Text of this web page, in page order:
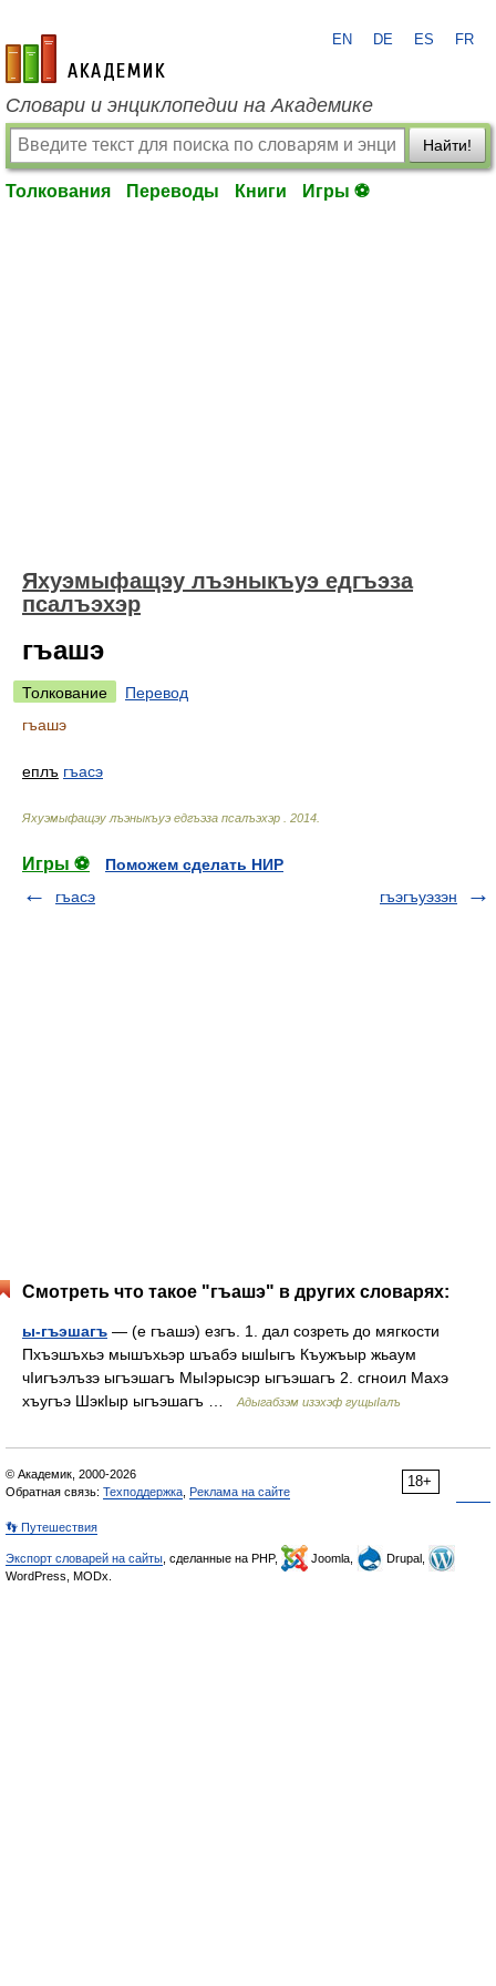
academic.ru
EN DE ES FR
Словари и энциклопедии на Академике
Найти!
Толкования Переводы Книги Игры ⚽
Яхуэмыфащэу лъэныкъуэ едгъэза
псалъэхэр
гъашэ
Толкование
Перевод
гъашэ
еплъ гъасэ
Яхуэмыфащэу лъэныкъуэ едгъэза псалъэхэр 2014
Игры ⚽
Поможем сделать НИР
гъасэ
гъэгъуэзэн
Смотреть что такое "гъашэ" в других словарях:
ы-гъэшагъ — (е гъашэ) езгъ. 1. дал созреть до мягкости
Пхъэшъхьэ мышъхьэр шъабэ ышIыгъ Къужъыр жьаум
чIигъэлъзэ ыгъэшагъ МыIэрысэр ыгъэшагъ 2. сгноил Махэ
хъугъэ ШэкIыр ыгъэшагъ …
Адыгабзэм изэхэф гущыIалъ
18+
© Академик, 2000-2026
Обратная связь: Техподдержка Реклама на сайте
👣 Путешествия
Экспорт словарей на сайты , сделанные на PHP, Joomla,
Drupal,
WordPress, MODx.